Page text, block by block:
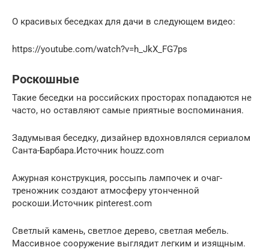
О красивых беседках для дачи в следующем видео:
https://youtube.com/watch?v=h_JkX_FG7ps
Роскошные
Такие беседки на российских просторах попадаются не
часто, но оставляют самые приятные воспоминания.
Задумывая беседку, дизайнер вдохновлялся сериалом
Санта-Барбара.Источник houzz.com
Ажурная конструкция, россыпь лампочек и очаг-
треножник создают атмосферу утонченной
роскоши.Источник pinterest.com
Светлый камень, светлое дерево, светлая мебель.
Массивное сооружение выглядит легким и изящным.